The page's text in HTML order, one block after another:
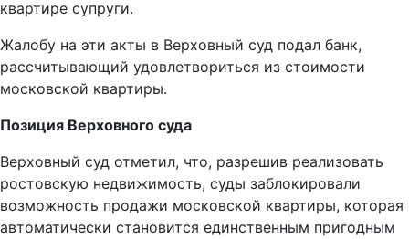
квартире супруги.
Жалобу на эти акты в Верховный суд подал банк,
рассчитывающий удовлетвориться из стоимости
московской квартиры.
Позиция Верховного суда
Верховный суд отметил, что, разрешив реализовать
ростовскую недвижимость, суды заблокировали
возможность продажи московской квартиры, которая
автоматически становится единственным пригодным